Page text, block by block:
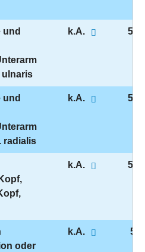
und
ulnaris
k.A. 5-
und
radialis
k.A. 5-
k.A. 5-
oder
k.A. 5-